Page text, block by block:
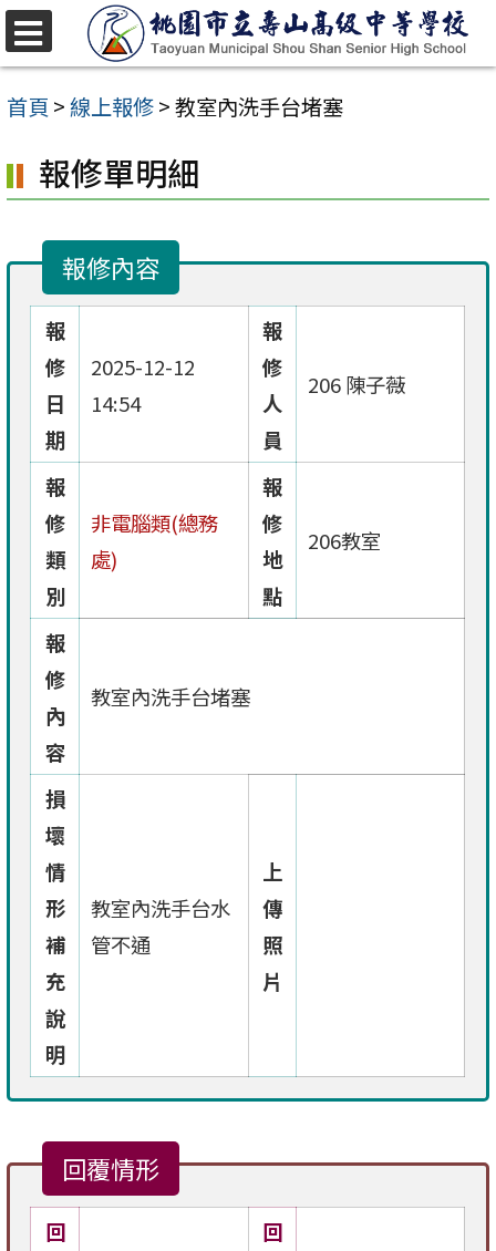
跳
至
主
內
容
首頁 >線上報修>教室內洗手台堵塞
報修單明細
報修內容
報
修
日
期
2025-12-12
14:54
報
修
人
員
206 陳子薇
報
修
類
別
非電腦類(總務
處)
報
修
地
點
206教室
報
修
內
容
教室內洗手台堵塞
損
壞
情
形
補
充
說
明
教室內洗手台水
管不通
上
傳
照
片
回覆情形
回
回
選
單